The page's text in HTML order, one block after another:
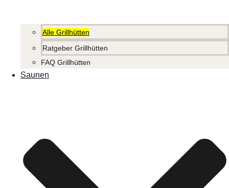
Alle Grillhütten
Ratgeber Grillhütten
FAQ Grillhütten
Saunen